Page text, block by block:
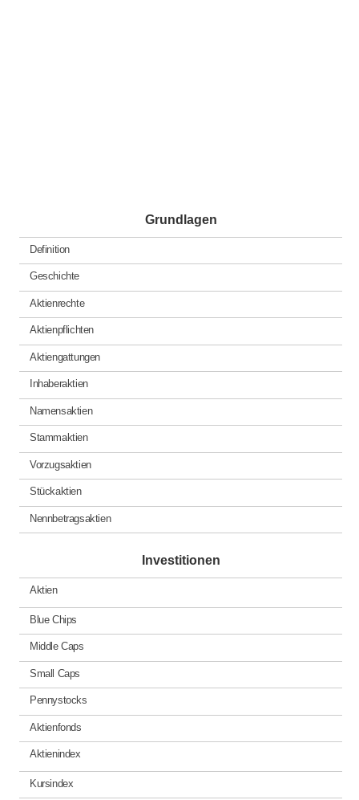
Grundlagen
Definition
Geschichte
Aktienrechte
Aktienpflichten
Aktiengattungen
Inhaberaktien
Namensaktien
Stammaktien
Vorzugsaktien
Stückaktien
Nennbetragsaktien
Investitionen
Aktien
Blue Chips
Middle Caps
Small Caps
Pennystocks
Aktienfonds
Aktienindex
Kursindex